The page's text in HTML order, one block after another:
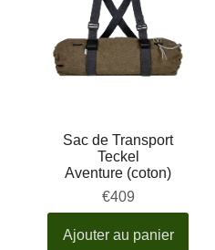
Sac de Transport
Teckel
Aventure (coton)
€409
Ajouter au panier